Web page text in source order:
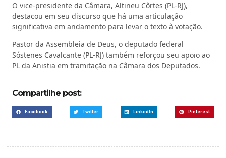
O vice-presidente da Câmara, Altineu Côrtes (PL-RJ),
destacou em seu discurso que há uma articulação
significativa em andamento para levar o texto à votação.
Pastor da Assembleia de Deus, o deputado federal
Sóstenes Cavalcante (PL-RJ) também reforçou seu apoio ao
PL da Anistia em tramitação na Câmara dos Deputados.
Compartilhe post:
Facebook Twitter LinkedIn Pinterest